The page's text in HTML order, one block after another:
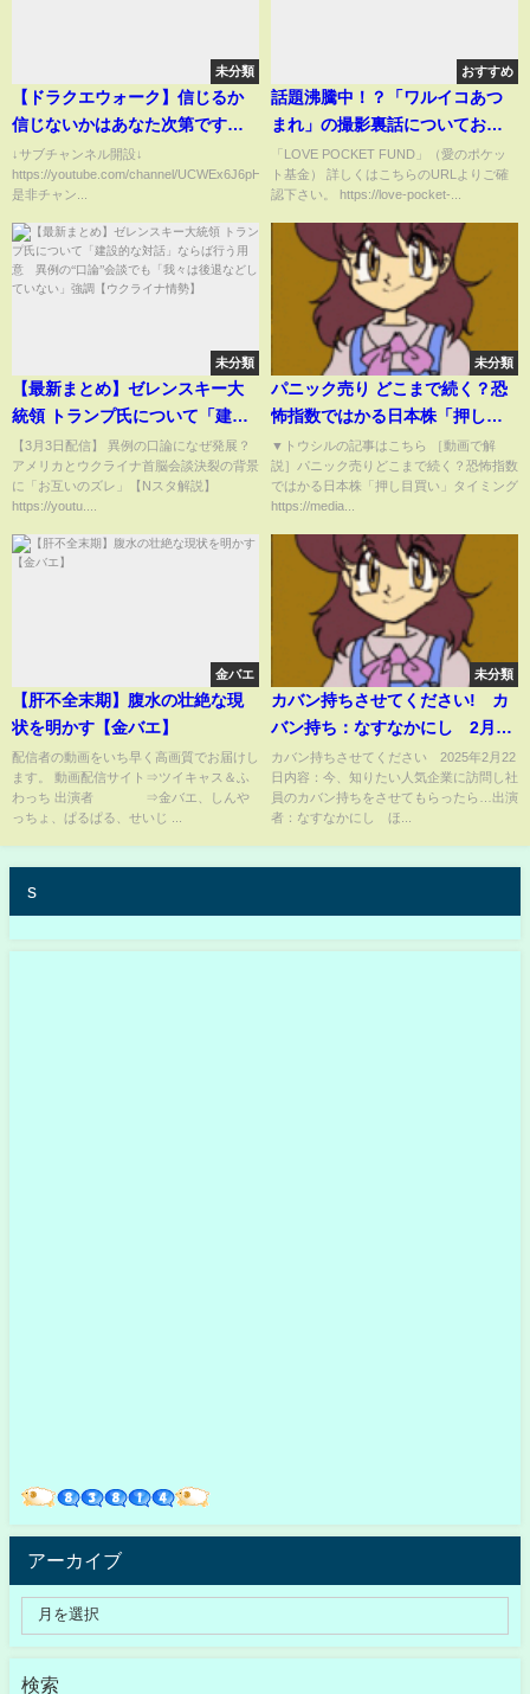
未分類
【ドラクエウォーク】信じるか
信じないかはあなた次第です！
みんなはどう思う！？
↓サブチャンネル開設↓
https://youtube.com/channel/UCWEx6J6pHTQdX6ronipTGQA
是非チャン...
おすすめ
話題沸騰中！？「ワルイコあつ
まれ」の撮影裏話についてお話
します！！
「LOVE POCKET FUND」（愛のポケッ
ト基金） 詳しくはこちらのURLよりご確
認下さい。 https://love-pocket-...
未分類
【最新まとめ】ゼレンスキー大
統領 トランプ氏について「建設
的な対話」ならば行う用意 異
例の“口論”会談でも「我々は後
退などしていない」強調【ウク
【3月3日配信】 異例の口論になぜ発展？
アメリカとウクライナ首脳会談決裂の背景
に「お互いのズレ」【Nスタ解説】
https://youtu....
未分類
パニック売り どこまで続く？恐
怖指数ではかる日本株「押し目
買い」タイミング（窪田 真
之）
▼トウシルの記事はこちら ［動画で解
説］パニック売りどこまで続く？恐怖指数
ではかる日本株「押し目買い」タイミング
https://media...
金バエ
【肝不全末期】腹水の壮絶な現
状を明かす【金バエ】
配信者の動画をいち早く高画質でお届けし
ます。 動画配信サイト⇒ツイキャス＆ふ
わっち 出演者 ⇒金バエ、しんや
っちょ、ぱるぱる、せいじ ...
未分類
カバン持ちさせてください! カ
バン持ち：なすなかにし 2月22
日
カバン持ちさせてください 2025年2月22
日内容：今、知りたい人気企業に訪問し社
員のカバン持ちをさせてもらったら…出演
者：なすなかにし ほ...
s
アーカイブ
検索